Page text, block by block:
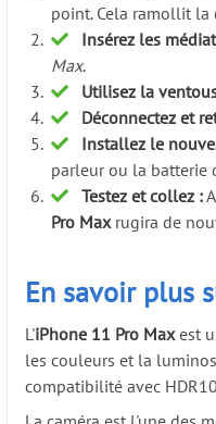
point. Cela ramollit la
Insérez les
Max.
Utilisez la
Déconnectez et
Installez le
parleur ou la batterie
Testez et collez :
Pro Maxrugira de
En savoir plus
L'iPhone 11 Pro Maxest
les couleurs et la
compatibilité avec